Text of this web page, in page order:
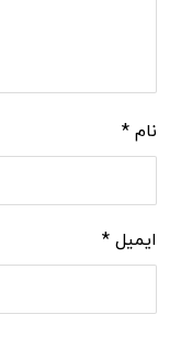
نام*
ایمیل*